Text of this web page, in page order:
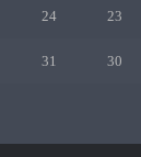
23
24
30
31